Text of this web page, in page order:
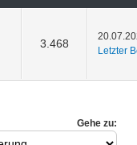
3.468
Letzter
Gehe zu: